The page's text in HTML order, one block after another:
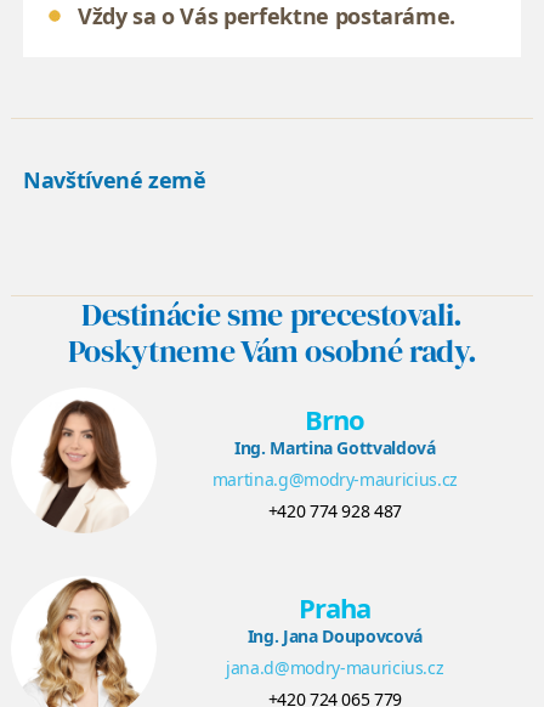
Vždy sa o Vás perfektne postaráme.
Navštívené země
Destinácie sme precestovali.
Poskytneme Vám osobné rady.
Brno
Ing. Martina Gottvaldová
martina.g@modry-mauricius.cz
+420 774 928 487
Praha
Ing. Jana Doupovcová
jana.d@modry-mauricius.cz
+420 724 065 779